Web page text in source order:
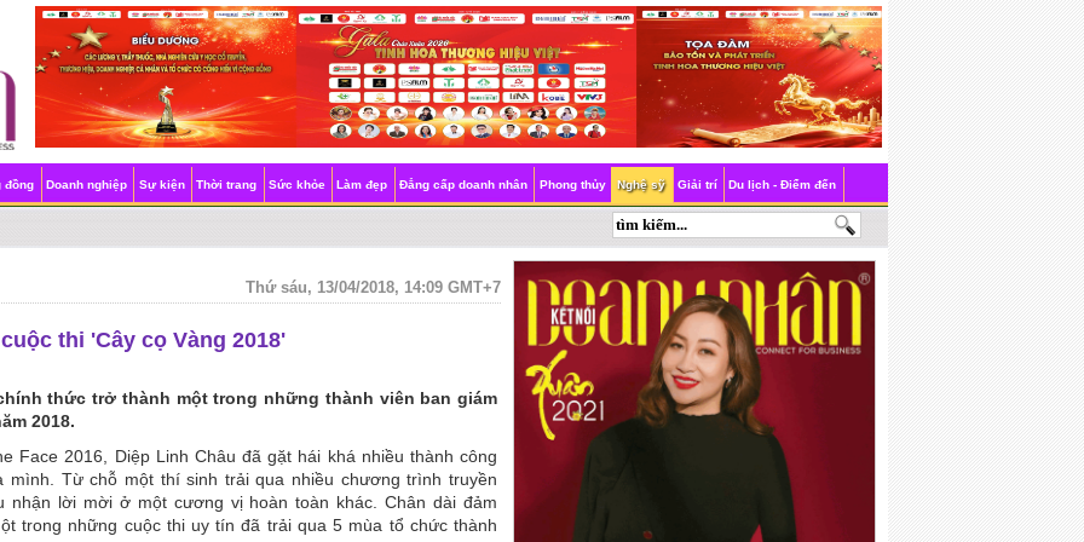
đồng Doanh nghiệp Sự kiện Thời trang Sức khỏe Làm đẹp Đẳng cấp doanh nhân Phong thủy Nghệ sỹ Giải trí Du lịch - Điểm đến
Thứ sáu, 13/04/2018, 14:09 GMT+7
thi 'Cây cọ Vàng 2018'
thức trở thành một trong những thành viên ban giám
2018.
Face 2016, Diệp Linh Châu đã gặt hái khá nhiều thành công
mình. Từ chỗ một thí sinh trải qua nhiều chương trình truyền
nhận lời mời ở một cương vị hoàn toàn khác. Chân dài đảm
trong những cuộc thi uy tín đã trải qua 5 mùa tổ chức thành